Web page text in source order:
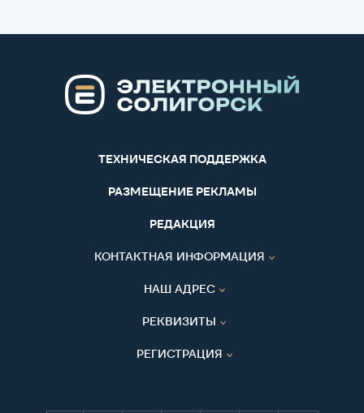
ТЕХНИЧЕСКАЯ ПОДДЕРЖКА
РАЗМЕЩЕНИЕ РЕКЛАМЫ
РЕДАКЦИЯ
КОНТАКТНАЯ ИНФОРМАЦИЯ
НАШ АДРЕС
РЕКВИЗИТЫ
РЕГИСТРАЦИЯ